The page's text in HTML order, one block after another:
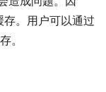
。用户可以通过
。